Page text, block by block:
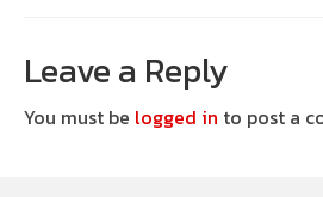
Leave a Reply
You must be logged in to post a